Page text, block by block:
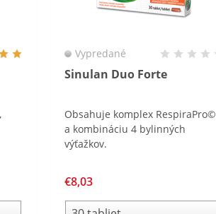
Sinulan Duo Forte
Vypredané
Obsahuje komplex RespiraPro©
a kombináciu 4 bylinných
výťažkov.
€8,03